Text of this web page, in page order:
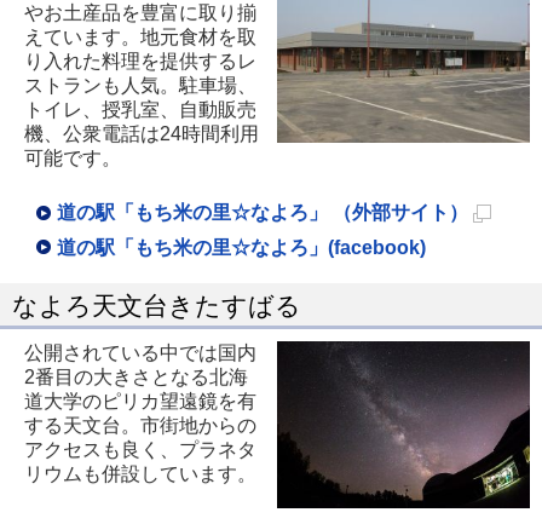
やお土産品を豊富に取り揃
えています。地元食材を取
り入れた料理を提供するレ
ストランも人気。駐車場、
トイレ、授乳室、自動販売
機、公衆電話は24時間利用
可能です。
道の駅「もち米の里☆なよろ」 （外部サイト）
ー
で
開
き
ま
道の駅「もち米の里☆なよろ」(facebook)
なよろ天文台きたすばる
公開されている中では国内
2番目の大きさとなる北海
道大学のピリカ望遠鏡を有
する天文台。市街地からの
アクセスも良く、プラネタ
リウムも併設しています。